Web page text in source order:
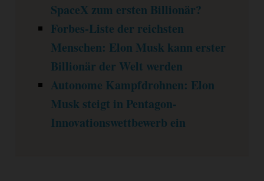
SpaceX zum ersten Billionär?
Forbes-Liste der reichsten
Menschen: Elon Musk kann erster
Billionär der Welt werden
Autonome Kampfdrohnen: Elon
Musk steigt in Pentagon-
Innovationswettbewerb ein